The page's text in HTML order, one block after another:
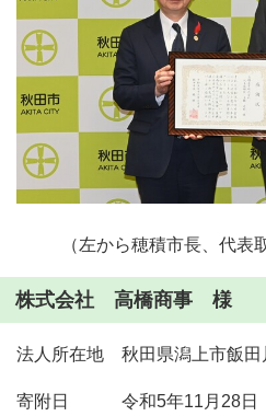
（左から穂積市長、代
株式会社 高橋商事 様
法人所在地 秋田県潟上市飯田
寄附日 令和5年11月28日